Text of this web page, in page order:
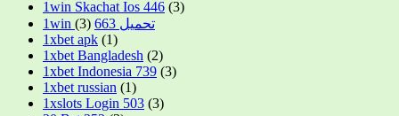
1win Skachat Ios 446 (3)
1win تحميل 663
(3)
1xbet apk (1)
1xbet Bangladesh (2)
1xbet Indonesia 739 (3)
1xbet russian (1)
1xslots Login 503 (3)